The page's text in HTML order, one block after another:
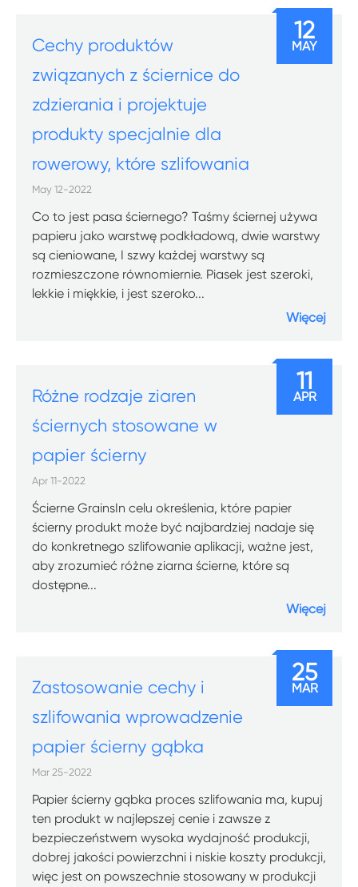
Cechy produktów
związanych z ściernice do
zdzierania i projektuje
produkty specjalnie dla
rowerowy, które szlifowania
May 12-2022
Co to jest pasa ściernego? Taśmy ściernej używa
papieru jako warstwę podkładową, dwie warstwy
są cieniowane, I szwy każdej warstwy są
rozmieszczone równomiernie. Piasek jest szeroki,
lekkie i miękkie, i jest szeroko...
Więcej
12
MAY
Różne rodzaje ziaren
ściernych stosowane w
papier ścierny
Apr 11-2022
Ścierne GrainsIn celu określenia, które papier
ścierny produkt może być najbardziej nadaje się
do konkretnego szlifowanie aplikacji, ważne jest,
aby zrozumieć różne ziarna ścierne, które są
dostępne...
Więcej
11
APR
Zastosowanie cechy i
szlifowania wprowadzenie
papier ścierny gąbka
Mar 25-2022
Papier ścierny gąbka proces szlifowania ma, kupuj
ten produkt w najlepszej cenie i zawsze z
bezpieczeństwem wysoka wydajność produkcji,
dobrej jakości powierzchni i niskie koszty produkcji,
więc jest on powszechnie stosowany w produkcji
25
MAR